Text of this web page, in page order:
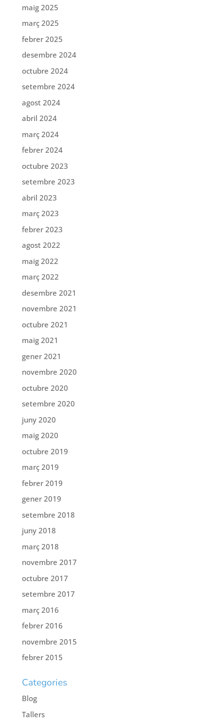
maig 2025
març 2025
febrer 2025
desembre 2024
octubre 2024
setembre 2024
agost 2024
abril 2024
març 2024
febrer 2024
octubre 2023
setembre 2023
abril 2023
març 2023
febrer 2023
agost 2022
maig 2022
març 2022
desembre 2021
novembre 2021
octubre 2021
maig 2021
gener 2021
novembre 2020
octubre 2020
setembre 2020
juny 2020
maig 2020
octubre 2019
març 2019
febrer 2019
gener 2019
setembre 2018
juny 2018
març 2018
novembre 2017
octubre 2017
setembre 2017
març 2016
febrer 2016
novembre 2015
febrer 2015
Categories
Blog
Tallers